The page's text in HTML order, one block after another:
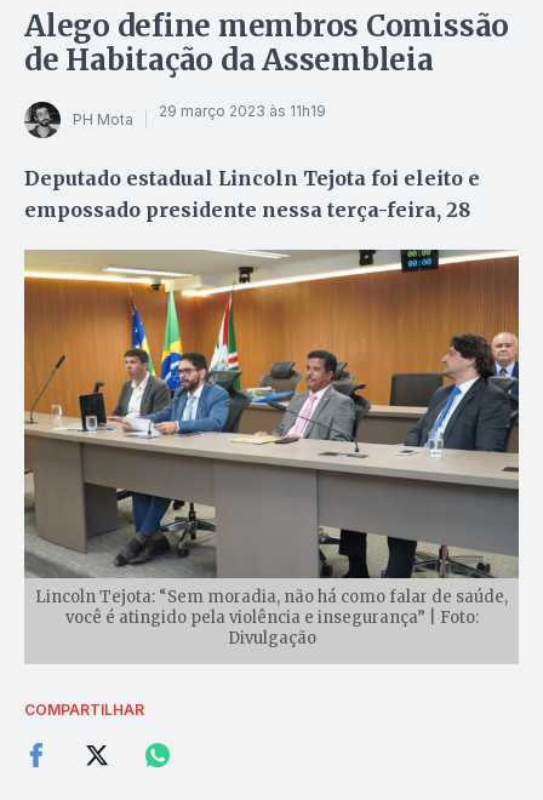
Alego define membros Comissão
de Habitação da Assembleia
PH Mota 29 março 2023 às 11h19
Deputado estadual Lincoln Tejota foi eleito e
empossado presidente nessa terça-feira, 28
Lincoln Tejota: “Sem moradia, não há como falar de saúde,
você é atingido pela violência e insegurança” | Foto:
Divulgação
COMPARTILHAR